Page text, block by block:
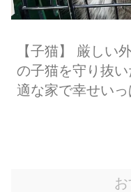
【子猫】 厳しい
の子猫を守り抜
適な家で幸せいっ